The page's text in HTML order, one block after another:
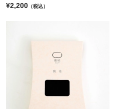
¥2,200 （税込）